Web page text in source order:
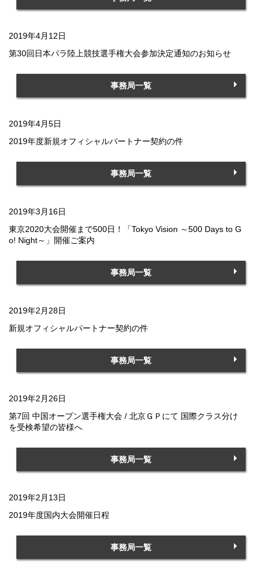
2019年4月12日
第30回日本パラ陸上競技選手権大会参加決定通知のお知らせ
事務局一覧
2019年4月5日
2019年度新規オフィシャルパートナー契約の件
事務局一覧
2019年3月16日
東京2020大会開催まで500日！「Tokyo Vision ～500 Days to G
o! Night～」開催ご案内
事務局一覧
2019年2月28日
新規オフィシャルパートナー契約の件
事務局一覧
2019年2月26日
第7回 中国オープン選手権大会 / 北京ＧＰにて 国際クラス分け
を受検希望の皆様へ
事務局一覧
2019年2月13日
2019年度国内大会開催日程
事務局一覧